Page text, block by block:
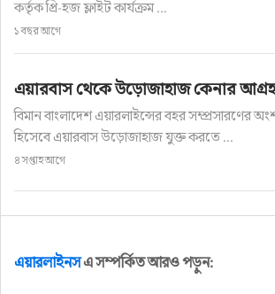
কর্তৃক প্রি-হজ ফ্লাইট কার্যক্রম ...
১ বছর আগে
এয়ারবাস থেকে উড়োজাহাজ কেনার আগ্রহ
বিমান বাংলাদেশ এয়ারলাইন্সের বহর সম্প্রসারণের
হিসেবে এয়ারবাস উড়োজাহাজ যুক্ত করতে ...
৪ সপ্তাহ আগে
এয়ারলাইনসএ সম্পর্কিত আরও পড়ুন: